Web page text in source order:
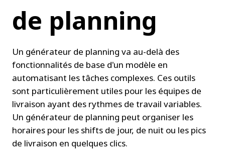
de planning
Un générateur de planning va au-delà des
fonctionnalités de base d'un modèle en
automatisant les tâches complexes. Ces outils
sont particulièrement utiles pour les équipes de
livraison ayant des rythmes de travail variables.
Un générateur de planning peut organiser les
horaires pour les shifts de jour, de nuit ou les pics
de livraison en quelques clics.